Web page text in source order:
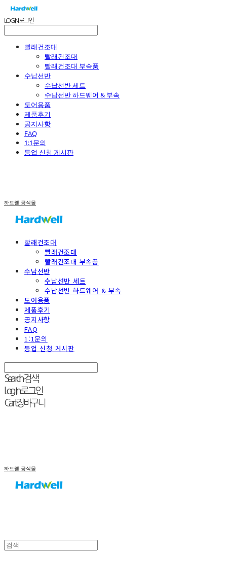
LOG IN로그인
빨래건조대
빨래건조대
빨래건조대 부속품
수납선반
수납선반 세트
수납선반 하드웨어 & 부속
도어용품
제품후기
공지사항
FAQ
1:1문의
등업 신청 게시판
하드웰 공식몰
빨래건조대
빨래건조대
빨래건조대 부속품
수납선반
수납선반 세트
수납선반 하드웨어 & 부속
도어용품
제품후기
공지사항
FAQ
1:1문의
등업 신청 게시판
Search검색
Log In로그인
Cart장바구니
하드웰 공식몰